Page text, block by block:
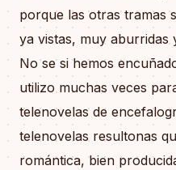
porque las otras tramas
ya vistas, muy aburridas
No se si hemos
utilizo muchas veces
telenovelas de
telenovelas resultonas
romántica, bien